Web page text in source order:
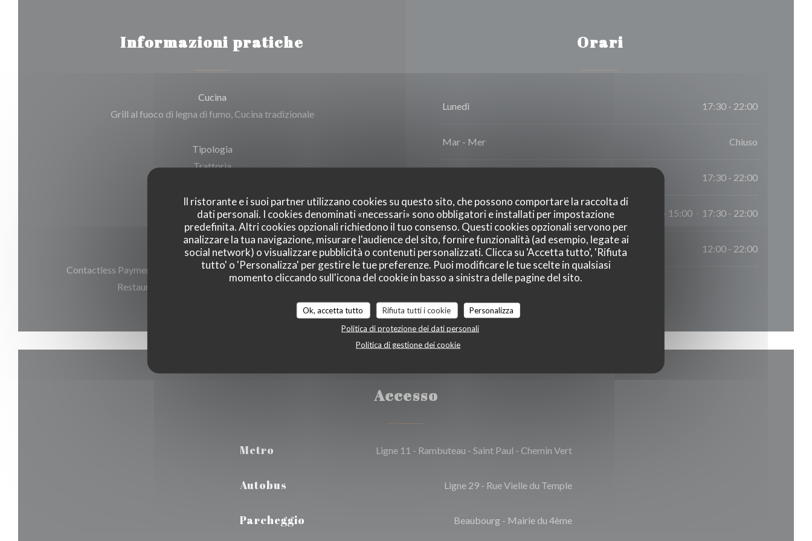
Il ristorante e i suoi partner utilizzano cookies su questo sito, che possono comportare la raccolta di
dati personali. I cookies denominati «necessari» sono obbligatori e installati per impostazione
predefinita. Altri cookies opzionali richiedono il tuo consenso. Questi cookies opzionali servono per
analizzare la tua navigazione, misurare l'audience del sito, fornire funzionalità (ad esempio, legate ai
social network) o visualizzare pubblicità o contenuti personalizzati. Clicca su 'Accetta tutto', 'Rifiuta
tutto' o 'Personalizza' per gestire le tue preferenze. Puoi modificare le tue scelte in qualsiasi
momento cliccando sull'icona del cookie in basso a sinistra delle pagine del sito.
Ok, accetta tutto Rifiuta tutti i cookie
Personalizza
Politica di protezione dei dati personali
Politica di gestione dei cookie
Informazioni pratiche
Cucina
Grill al fuoco di legna di fumo, Cucina tradizionale
Tipologia
Trattoria
Servizi
Aria condizionata, Wifi
Metodo di pagamento
Contactless Payment, American Express, Eurocard / Mastercard, Titoli
Restaurant, Contanti, Visa, Assegni, Bancomat
Orari
Lunedi 17:30 - 22:00
Mar - Mer Chiuso
17:30 - 22:00
Sabato 12:00 - 15:00 17:30 - 22:00
Domenica 12:00 - 22:00
Accesso
Metro Ligne 11 - Rambuteau - Saint Paul - Chemin Vert
Autobus Ligne 29 - Rue Vielle du Temple
Parcheggio Beaubourg - Mairie du 4ème